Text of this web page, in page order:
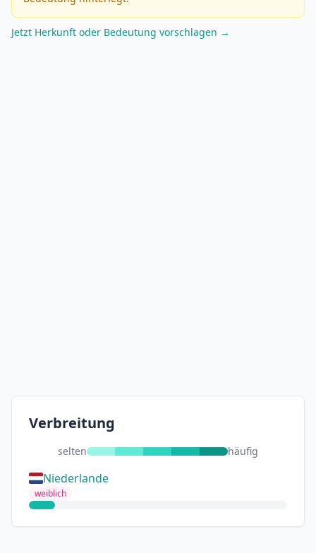
Jetzt Herkunft oder Bedeutung vorschlagen →
Verbreitung
selten häufig
Niederlande
weiblich